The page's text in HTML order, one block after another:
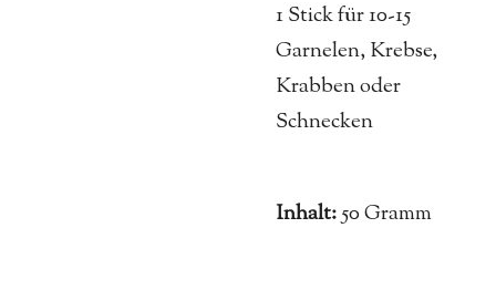
1 Stick für 10-15
Garnelen, Krebse,
Krabben oder
Schnecken
Inhalt:50 Gramm